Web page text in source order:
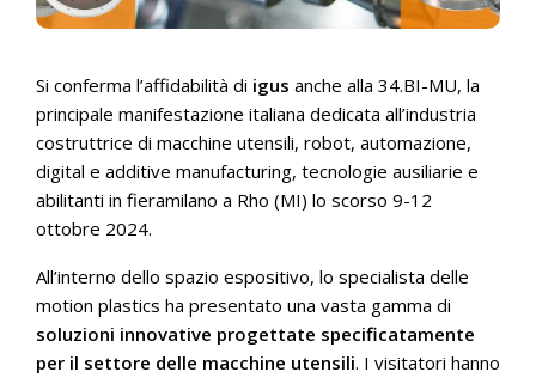
Si conferma l’affidabilità di igus anche alla 34.BI-MU, la
principale manifestazione italiana dedicata all’industria
costruttrice di macchine utensili, robot, automazione,
digital e additive manufacturing, tecnologie ausiliarie e
abilitanti in fieramilano a Rho (MI) lo scorso 9-12
ottobre 2024.
All’interno dello spazio espositivo, lo specialista delle
motion plastics ha presentato una vasta gamma di
soluzioni innovative progettate specificatamente
per il settore delle macchine utensili. I visitatori hanno